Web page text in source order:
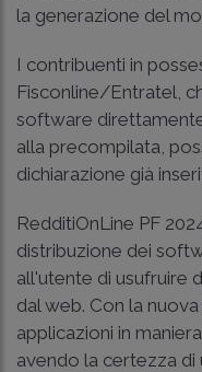
la generazione del
I contribuenti in
Fisconline/Entratel,
software
alla precompilata,
dichiarazione già
RedditiOnLine PF
distribuzione dei
all'utente di usufruire
dal web. Con la
applicazioni in
avendo la certezza di